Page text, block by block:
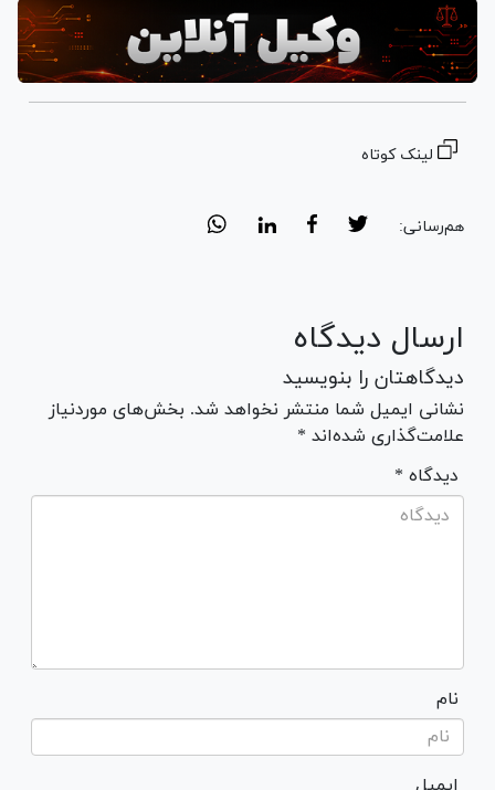
لینک کوتاه
هم‌رسانی:
ارسال دیدگاه
دیدگاهتان را بنویسید
نشانی ایمیل شما منتشر نخواهد شد. بخش‌های موردنیاز
علامت‌گذاری شده‌اند *
* دیدگاه
نام
ایمیل